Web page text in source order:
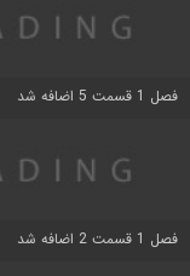
فصل 1 قسمت 5 اضافه شد
فصل 1 قسمت 2 اضافه شد